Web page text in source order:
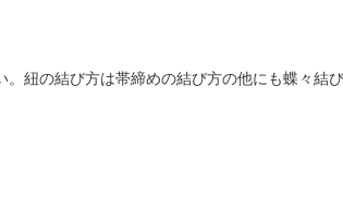
紐の結び方は帯締めの結び方の他にも蝶々結